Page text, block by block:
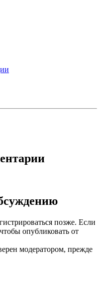
позже. Если
опубликовать от
модератором, прежде